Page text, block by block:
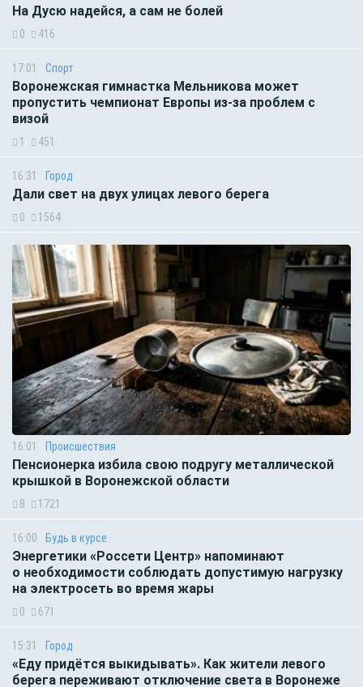
На Дусю надейся, а сам не болей
0 416
17:01 Спорт
Воронежская гимнастка Мельникова может
пропустить чемпионат Европы из-за проблем с
визой
1 451
16:31 Город
Дали свет на двух улицах левого берега
0 1564
16:01 Происшествия
Пенсионерка избила свою подругу металлической
крышкой в Воронежской области
8 1721
16:00 Будь в курсе
Энергетики «Россети Центр» напоминают
о необходимости соблюдать допустимую нагрузку
на электросеть во время жары
0 671
15:31 Город
«Еду придётся выкидывать». Как жители левого
берега переживают отключение света в Воронеже